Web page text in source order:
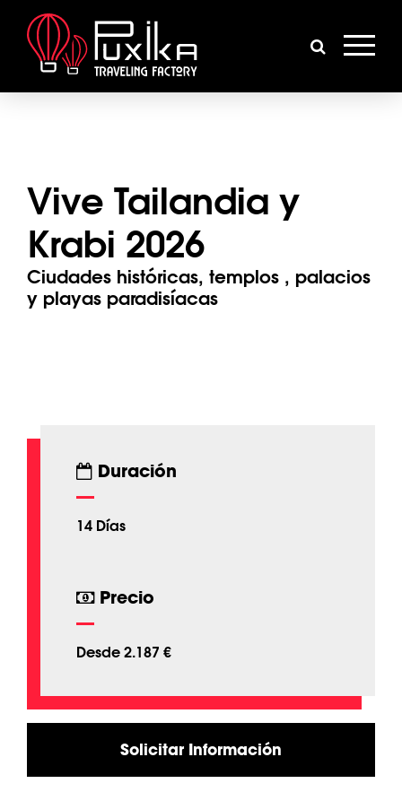
Vive Tailandia y
Krabi 2026
Ciudades históricas, templos , palacios
y playas paradisíacas
Duración
14 Días
Precio
Desde 2.187 €
Solicitar Información